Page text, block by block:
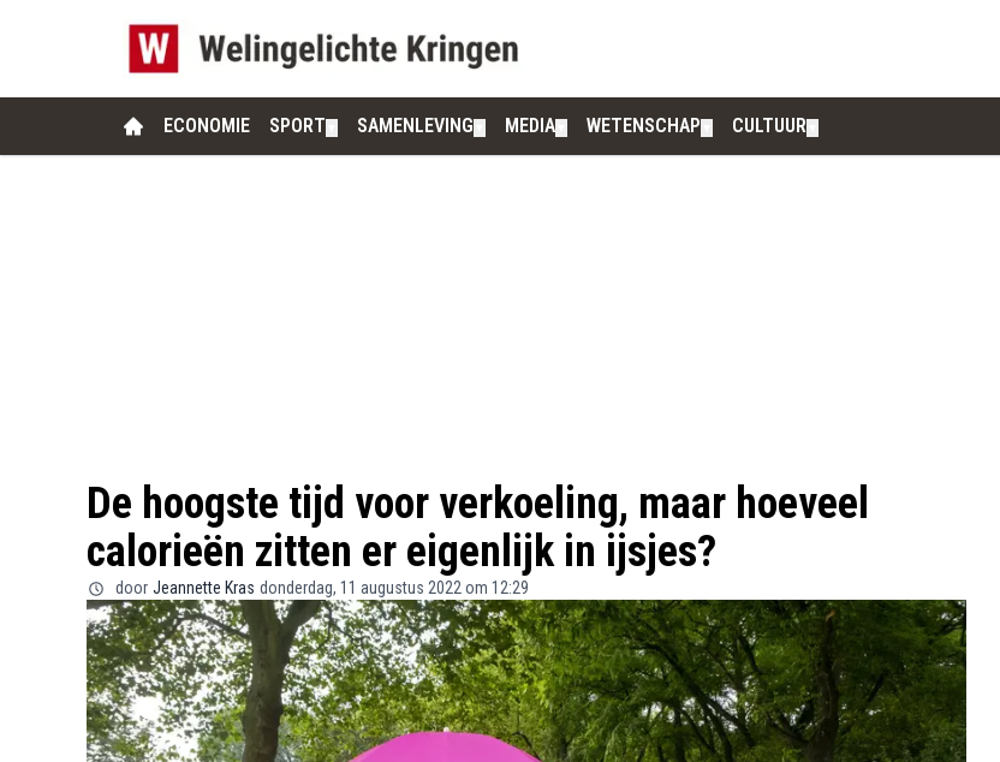
ECONOMIE SPORT SAMENLEVING MEDIA WETENSCHAP CULTUUR
De hoogste tijd voor verkoeling, maar hoeveel
calorieën zitten er eigenlijk in ijsjes?
door Jeannette Kras donderdag, 11 augustus 2022 om 12:29